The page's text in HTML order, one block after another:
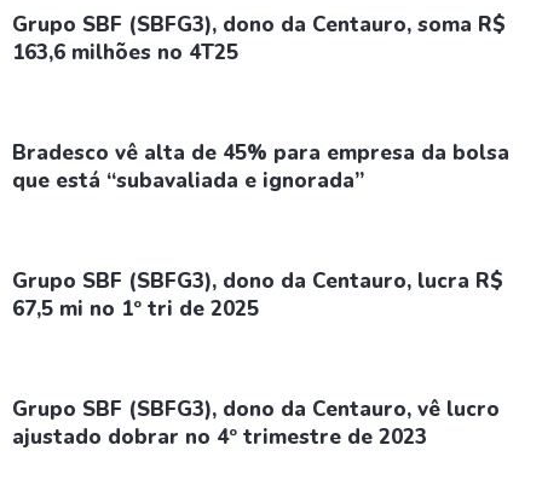
Grupo SBF (SBFG3), dono da Centauro, soma R$
163,6 milhões no 4T25
Bradesco vê alta de 45% para empresa da bolsa
que está “subavaliada e ignorada”
Grupo SBF (SBFG3), dono da Centauro, lucra R$
67,5 mi no 1º tri de 2025
Grupo SBF (SBFG3), dono da Centauro, vê lucro
ajustado dobrar no 4º trimestre de 2023